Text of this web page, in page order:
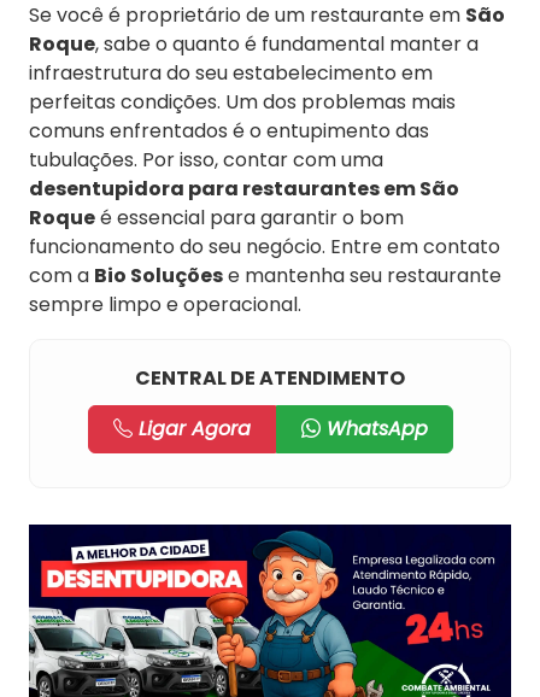
Se você é proprietário de um restaurante em São
Roque, sabe o quanto é fundamental manter a
infraestrutura do seu estabelecimento em
perfeitas condições. Um dos problemas mais
comuns enfrentados é o entupimento das
tubulações. Por isso, contar com uma
desentupidora para restaurantes em São
Roqueé essencial para garantir o bom
funcionamento do seu negócio. Entre em contato
com a Bio Soluçõese mantenha seu restaurante
sempre limpo e operacional.
CENTRAL DE ATENDIMENTO
Ligar Agora
WhatsApp